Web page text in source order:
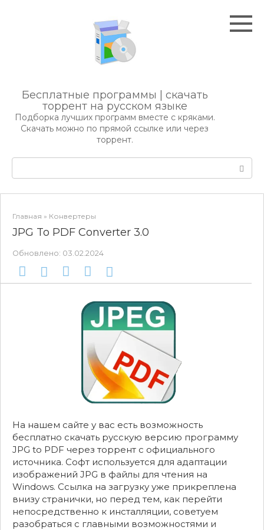
Бесплатные программы | скачать
торрент на русском языке
Подборка лучших программ вместе с кряками.
Скачать можно по прямой ссылке или через
торрент.
Главная » Конвертеры
JPG To PDF Converter 3.0
Обновлено: 03.02.2024
На нашем сайте у вас есть возможность
бесплатно скачать русскую версию программу
JPG to PDF через торрент с официального
источника. Софт используется для адаптации
изображений JPG в файлы для чтения на
Windows. Ссылка на загрузку уже прикреплена
внизу странички, но перед тем, как перейти
непосредственно к инсталляции, советуем
разобраться с главными возможностями и